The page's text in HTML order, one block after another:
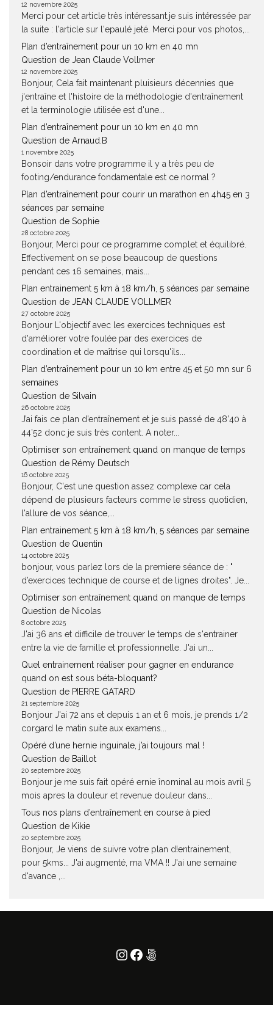
12 novembre 2025
Merci pour cet article très intéressant.je suis intéressée par
la suite : l'article sur l'epaulé jeté. Merci pour vos photos,...
Plan d’entraînement pour un 10 km en 40 mn
Question de Jean Claude Vollmer
12 novembre 2025
Bonjour, Cela fait maintenant pluisieurs décennies que
j'entraîne et l'histoire de la méthodologie d'entraînement
et la terminologie utilisée est d'une...
Plan d’entraînement pour un 10 km en 40 mn
Question de Arnaud.B
1 novembre 2025
Bonsoir dans votre programme il y a très peu de
footing/endurance fondamentale est ce normal ?
Plan d’entraînement pour courir un marathon en 4h45 en 3
séances par semaine
Question de Sophie
28 octobre 2025
Bonjour, Merci pour ce programme complet et équilibré.
Effectivement on se pose beaucoup de questions
pendant ces 16 semaines, mais...
Plan entrainement 5 km à 18 km/h, 5 séances par semaine
Question de JEAN CLAUDE VOLLMER
27 octobre 2025
Bonjour L'objectif avec les exercices techniques est
d'améliorer votre foulée par des exercices de
coordination et de maîtrise qui lorsqu'ils...
Plan d’entraînement pour un 10 km entre 45 et 50 mn sur 6
semaines
Question de Silvain
26 octobre 2025
J’ai fais ce plan d’entraînement et je suis passé de 48’40 à
44’52 donc je suis très content. A noter...
Optimiser son entraînement quand on manque de temps
Question de Rémy Deutsch
16 octobre 2025
Bonjour, C'est une question assez complexe car cela
dépend de plusieurs facteurs comme le stress quotidien,
l'allure de vos séance,...
Plan entrainement 5 km à 18 km/h, 5 séances par semaine
Question de Quentin
14 octobre 2025
bonjour, vous parlez lors de la premiere séance de : "
d’exercices technique de course et de lignes droites". Je...
Optimiser son entraînement quand on manque de temps
Question de Nicolas
8 octobre 2025
J'ai 36 ans et difficile de trouver le temps de s'entrainer
entre la vie de famille et professionnelle. J'ai un...
Quel entrainement réaliser pour gagner en endurance
quand on est sous béta-bloquant?
Question de PIERRE GATARD
21 septembre 2025
Bonjour J'ai 72 ans et depuis 1 an et 6 mois, je prends 1/2
corgard le matin suite aux examens...
Opéré d’une hernie inguinale, j’ai toujours mal !
Question de Baillot
20 septembre 2025
Bonjour je me suis fait opéré ernie înominal au mois avril 5
mois apres la douleur et revenue douleur dans...
Tous nos plans d’entraînement en course à pied
Question de Kikie
20 septembre 2025
Bonjour, Je viens de suivre votre plan d!entrainement,
pour 5kms... J'ai augmenté, ma VMA !! J'ai une semaine
d'avance ,...
Instagram
Facebook
500px